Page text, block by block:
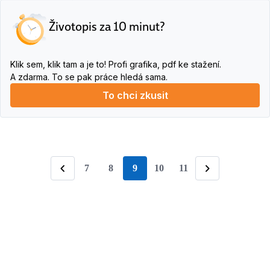
Životopis za 10 minut?
Klik sem, klik tam a je to! Profi grafika, pdf ke stažení.
A zdarma. To se pak práce hledá sama.
To chci zkusit
Předchozí
7 8 stránka
9 10 11
Následující